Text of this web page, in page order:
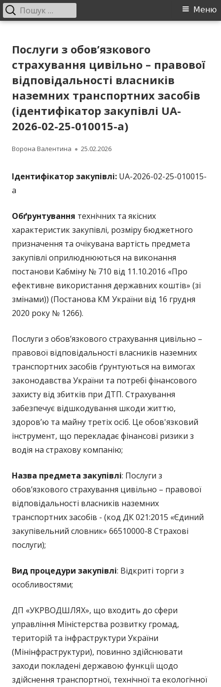
Головне
Меню
Пошук:
Послуги з обов’язкового
страхування цивільно – правової
відповідальності власників
наземних транспортних засобів
(ідентифікатор закупівлі UA-
2026-02-25-010015-a)
Автор
Ворона Валентина Опубліковано
25.02.2026
Ідентифікатор закупівлі: UA-2026-02-25-010015-
a
Обґрунтування технічних та якісних
характеристик закупівлі, розміру бюджетного
призначення та очікувана вартість предмета
закупівлі оприлюднюються на виконання
постанови Кабміну № 710 від 11.10.2016 «Про
ефективне використання державних коштів» (зі
змінами)) (Постанова КМ України від 16 грудня
2020 року № 1266).
Послуги з обов’язкового страхування цивільно –
правової відповідальності власників наземних
транспортних засобів ґрунтуються на вимогах
законодавства України та потребі фінансового
захисту від збитків при ДТП. Страхування
забезпечує відшкодування шкоди життю,
здоров’ю та майну третіх осіб. Це обов'язковий
інструмент, що перекладає фінансові ризики з
водія на страхову компанію;
Назва предмета закупівлі: Послуги з
обов’язкового страхування цивільно – правової
відповідальності власників наземних
транспортних засобів - (код ДК 021:2015 «Єдиний
закупівельний словник» 66510000-8 Страхові
послуги);
Вид процедури закупівлі: Відкриті торги з
особливостями;
ДП «УКРВОДШЛЯХ», що входить до сфери
управління Міністерства розвитку громад,
територій та інфраструктури України
(Мінінфраструктури), повинно здійснювати
заходи покладені державою функції щодо
здійснення транспортної, технічної та екологічної